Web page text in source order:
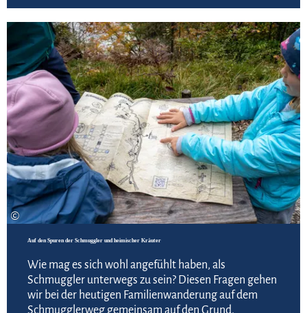
©
Auf den Spuren der Schmuggler und heimischer Kräuter
Wie mag es sich wohl angefühlt haben, als
Schmuggler unterwegs zu sein? Diesen Fragen gehen
wir bei der heutigen Familienwanderung auf dem
Schmugglerweg gemeinsam auf den Grund.